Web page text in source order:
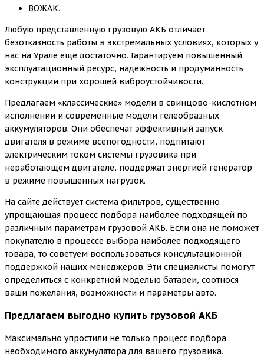
ВОЖАК.
Любую представленную грузовую АКБ отличает
безотказность работы в экстремальных условиях, которых у
нас на Урале еще достаточно. Гарантируем повышенный
эксплуатационный ресурс, надежность и продуманность
конструкции при хорошей виброустойчивости.
Предлагаем «классические» модели в свинцово-кислотном
исполнении и современные модели гелеобразных
аккумуляторов. Они обеспечат эффективный запуск
двигателя в режиме всепогодности, подпитают
электрическим током системы грузовика при
неработающем двигателе, поддержат энергией генератор
в режиме повышенных нагрузок.
На сайте действует система фильтров, существенно
упрощающая процесс подбора наиболее подходящей по
различным параметрам грузовой АКБ. Если она не поможет
покупателю в процессе выбора наиболее подходящего
товара, то советуем воспользоваться консультационной
поддержкой наших менеджеров. Эти специалисты помогут
определиться с конкретной моделью батареи, соотнося
ваши пожелания, возможности и параметры авто.
Предлагаем выгодно купить грузовой АКБ
Максимально упростили не только процесс подбора
необходимого аккумулятора для вашего грузовика.